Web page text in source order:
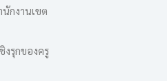
นักงานเขต
งรุกของครู